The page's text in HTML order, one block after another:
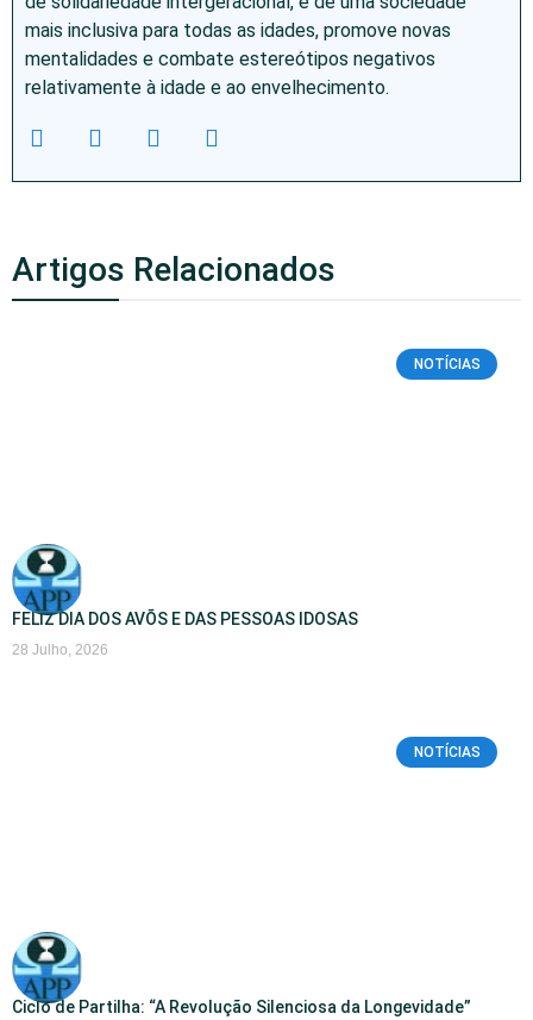
mais inclusiva para todas as idades, promove novas
mentalidades e combate estereótipos negativos
relativamente à idade e ao envelhecimento.
Artigos Relacionados
NOTÍCIAS
FELIZ DIA DOS AVÕS E DAS PESSOAS IDOSAS
28 Julho, 2026
NOTÍCIAS
Ciclo de Partilha: “A Revolução Silenciosa da Longevidade”